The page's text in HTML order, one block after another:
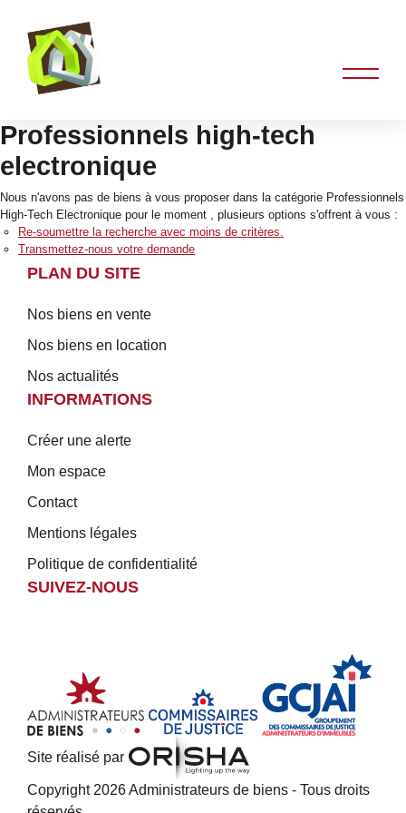
Professionnels high-tech
electronique
Nous n'avons pas de biens à vous proposer dans la catégorie Professionnels
High-Tech Electronique pour le moment , plusieurs options s'offrent à vous :
Re-soumettre la recherche avec moins de critères.
Transmettez-nous votre demande
PLAN DU SITE
Nos biens en vente
Nos biens en location
Nos actualités
INFORMATIONS
Créer une alerte
Mon espace
Contact
Mentions légales
Politique de confidentialité
SUIVEZ-NOUS
Site réalisé par
Copyright 2026 Administrateurs de biens - Tous droits